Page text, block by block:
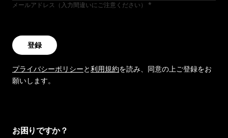
メールアドレス（入力間違いにご注意ください）
登録
プライバシーポリシーと利用規約を読み、同意の上ご登録をお
願いします。
お困りですか？